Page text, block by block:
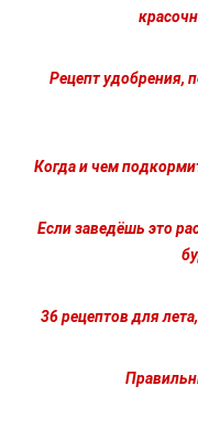
Рецепт удобрения,
Когда и чем
Если заведёшь это
36 рецептов для